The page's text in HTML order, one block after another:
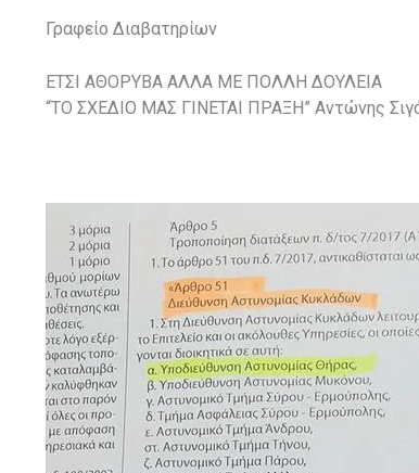
Γραφείο Διαβατηρίων
ΕΤΣΙ ΑΘΟΡΥΒΑ ΑΛΛΑ ΜΕ ΠΟΛΛΗ ΔΟΥΛΕΙΑ
“ΤΟ ΣΧΕΔΙΟ ΜΑΣ ΓΙΝΕΤΑΙ ΠΡΑΞΗ” Αντώνης